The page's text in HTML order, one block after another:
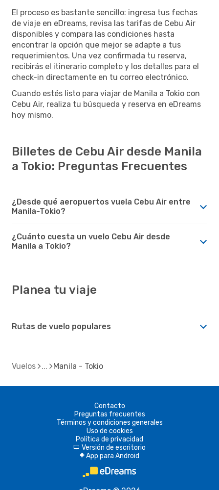
El proceso es bastante sencillo: ingresa tus fechas
de viaje en eDreams, revisa las tarifas de Cebu Air
disponibles y compara las condiciones hasta
encontrar la opción que mejor se adapte a tus
requerimientos. Una vez confirmada tu reserva,
recibirás el itinerario completo y los detalles para el
check-in directamente en tu correo electrónico.
Cuando estés listo para viajar de Manila a Tokio con
Cebu Air, realiza tu búsqueda y reserva en eDreams
hoy mismo.
Billetes de Cebu Air desde Manila
a Tokio: Preguntas Frecuentes
¿Desde qué aeropuertos vuela Cebu Air entre
Manila-Tokio?
¿Cuánto cuesta un vuelo Cebu Air desde
Manila a Tokio?
Planea tu viaje
Rutas de vuelo populares
Vuelos Manila - Tokio
Contacto
Preguntas frecuentes
Términos y condiciones generales
Uso de cookies
Política de privacidad
d Versión de escritorio
A App para Android